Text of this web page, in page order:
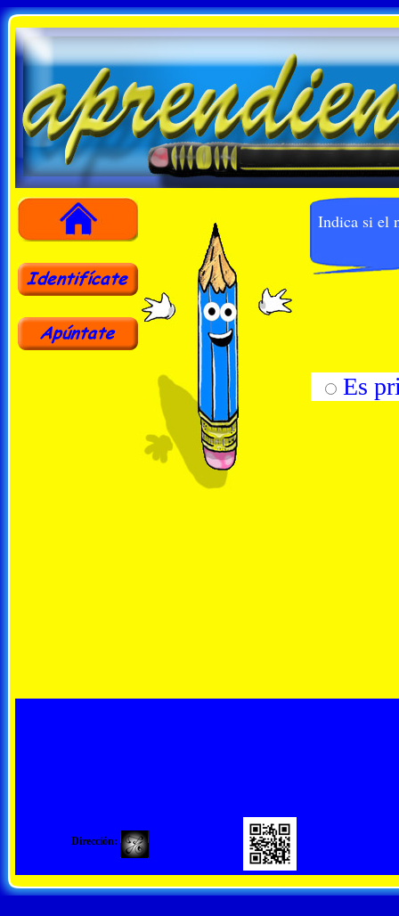
Indica si el
Es
Dirección: